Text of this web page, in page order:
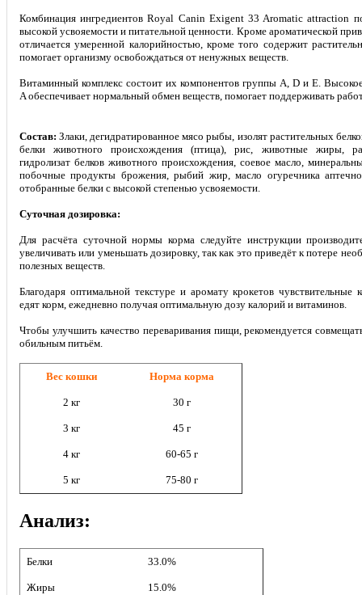
Комбинация ингредиентов Royal Canin Exigent 33 Aromatic attraction
высокой усвояемости и питательной ценности. Кроме ароматической
отличается умеренной калорийностью, кроме того содержит
помогает организму освобождаться от ненужных веществ.
Витаминный комплекс состоит их компонентов группы A, D и E.
A обеспечивает нормальный обмен веществ, помогает поддерживать
Состав:Злаки, дегидратированное мясо рыбы, изолят растительных
белки животного происхождения (птица), рис, животные жиры,
гидролизат белков животного происхождения, соевое масло,
побочные продукты брожения, рыбий жир, масло огуречника
отобранные белки с высокой степенью усвояемости.
Суточная дозировка:
Для расчёта суточной нормы корма следуйте инструкции
увеличивать или уменьшать дозировку, так как это приведёт к потере
полезных веществ.
Благодаря оптимальной текстуре и аромату крокетов чувствительные
едят корм, ежедневно получая оптимальную дозу калорий и витаминов.
Чтобы улучшить качество переваривания пищи, рекомендуется
обильным питьём.
Вес кошки Норма корма
2 кг 30 г
3 кг 45 г
4 кг 60-65 г
5 кг 75-80 г
Анализ:
Белки 33.0%
Жиры 15.0%